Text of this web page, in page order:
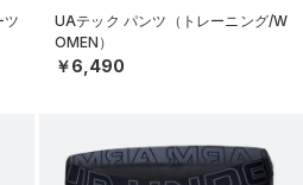
ツ
UAテック パンツ（トレーニング/W
OMEN）
￥6,490